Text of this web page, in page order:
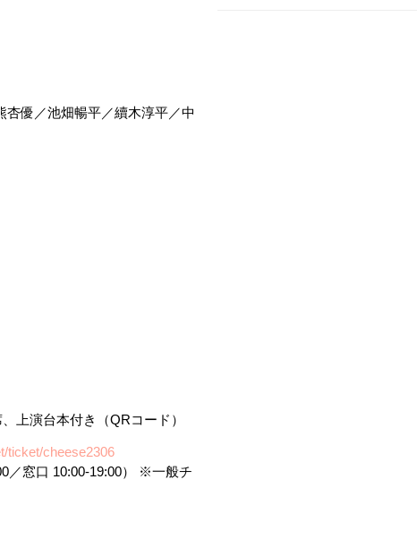
優／池畑暢平／續木淳平／中
演台本付き（QRコード）
ticket/cheese2306
／窓口 10:00-19:00） ※一般チ